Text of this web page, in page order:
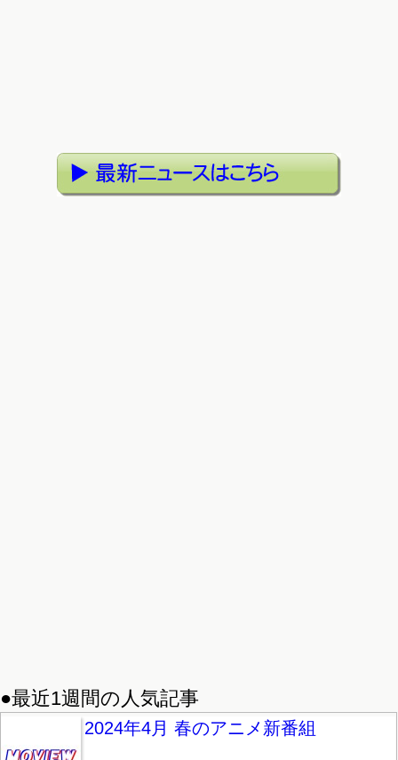
●最近1週間の人気記事
2024年4月 春のアニメ新番組